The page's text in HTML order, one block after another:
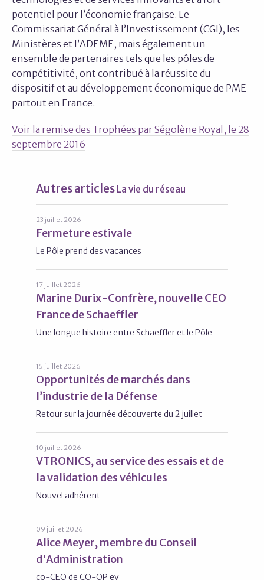
potentiel pour l’économie française. Le
Commissariat Général à l’Investissement (CGI), les
Ministères et l’ADEME, mais également un
ensemble de partenaires tels que les pôles de
compétitivité, ont contribué à la réussite du
dispositif et au développement économique de PME
partout en France.
Voir la remise des Trophées par Ségolène Royal, le 28
septembre 2016
Autres articles La vie du réseau
23 juillet 2026
Fermeture estivale
Le Pôle prend des vacances
17 juillet 2026
Marine Durix-Confrère, nouvelle CEO
France de Schaeffler
Une longue histoire entre Schaeffler et le Pôle
15 juillet 2026
Opportunités de marchés dans
l’industrie de la Défense
Retour sur la journée découverte du 2 juillet
10 juillet 2026
VTRONICS, au service des essais et de
la validation des véhicules
Nouvel adhérent
09 juillet 2026
Alice Meyer, membre du Conseil
d'Administration
co-CEO de CO-OP ev